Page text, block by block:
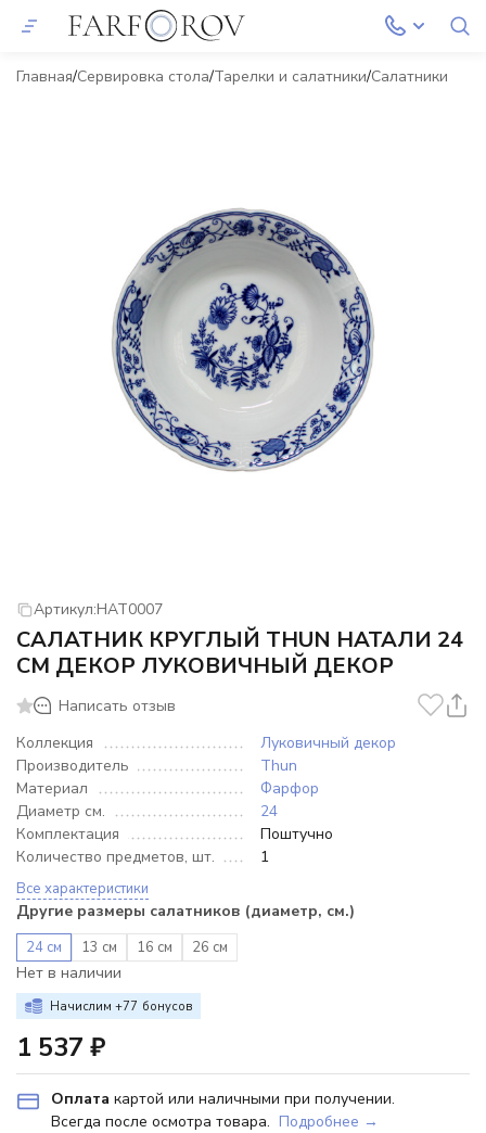
Главная Сервировка стола Тарелки и салатники Салатники
Артикул:НАТ0007
САЛАТНИК КРУГЛЫЙ THUN НАТАЛИ 24
СМ ДЕКОР ЛУКОВИЧНЫЙ ДЕКОР
Написать отзыв
Коллекция
Луковичный декор
Производитель
Thun
Материал
Фарфор
Диаметр см.
24
Комплектация
Поштучно
Количество предметов, шт.
1
Все характеристики
Другие размеры салатников (диаметр, см.)
24 см 13 см 16 см 26 см
Нет в наличии
Начислим +77 бонусов
1 537 ₽
Оплата картой или наличными при получении.
Всегда после осмотра товара. Подробнее →